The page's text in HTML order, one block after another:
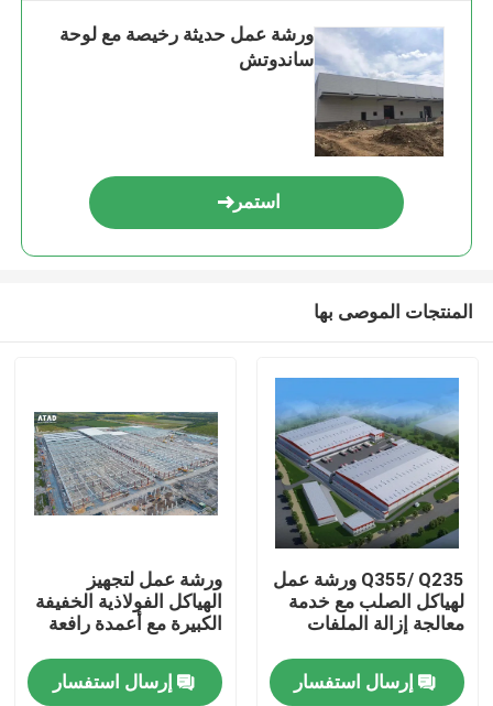
ورشة عمل حديثة رخيصة مع لوحة
ساندوتش
استمر
المنتجات الموصى بها
Q355/ Q235 ورشة عمل
لهياكل الصلب مع خدمة
معالجة إزالة الملفات
إرسال استفسار
ورشة عمل لتجهيز
الهياكل الفولاذية الخفيفة
الكبيرة مع أعمدة رافعة
إرسال استفسار